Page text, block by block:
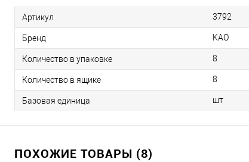
Артикул 3792
Бренд KAO
Количество в упаковке 8
Количество в ящике 8
Базовая единица шт
ПОХОЖИЕ ТОВАРЫ (8)